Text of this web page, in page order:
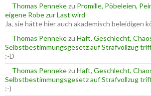
c
h
:
Thomas Pennekezu Promille, Pöbeleien,
eigene Robe zur Last wird
Ja, sie hätte hier auch akademisch beleidigen
Thomas Pennekezu Haft, Geschlecht,
Selbstbestimmungsgesetz auf Strafvollzug
:-D
Thomas Pennekezu Haft, Geschlecht,
Selbstbestimmungsgesetz auf Strafvollzug
:-)